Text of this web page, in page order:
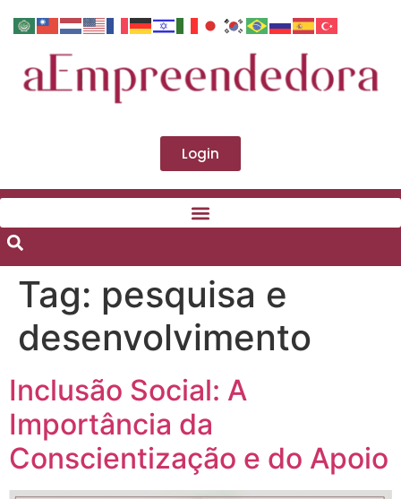
Login
Tag: pesquisa e
desenvolvimento
Inclusão Social: A
Importância da
Conscientização e do Apoio